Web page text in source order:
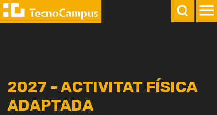
2027 - ACTIVITAT FÍSICA
ADAPTADA